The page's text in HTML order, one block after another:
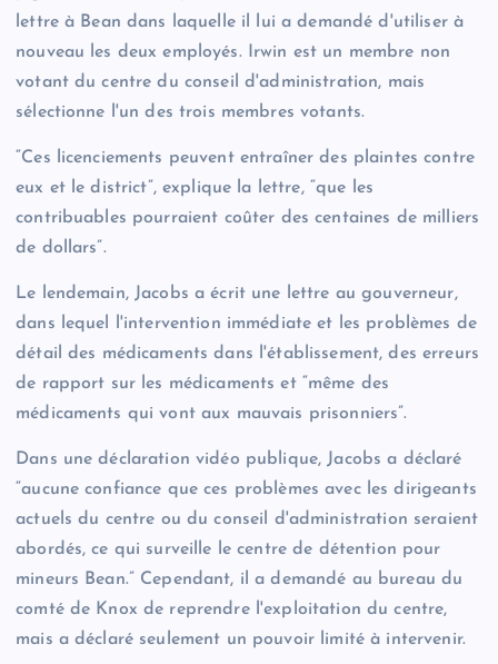
lettre à Bean dans laquelle il lui a demandé d'utiliser à
nouveau les deux employés. Irwin est un membre non
votant du centre du conseil d'administration, mais
sélectionne l'un des trois membres votants.
“Ces licenciements peuvent entraîner des plaintes contre
eux et le district”, explique la lettre, “que les
contribuables pourraient coûter des centaines de milliers
de dollars”.
Le lendemain, Jacobs a écrit une lettre au gouverneur,
dans lequel l'intervention immédiate et les problèmes de
détail des médicaments dans l'établissement, des erreurs
de rapport sur les médicaments et “même des
médicaments qui vont aux mauvais prisonniers”.
Dans une déclaration vidéo publique, Jacobs a déclaré
“aucune confiance que ces problèmes avec les dirigeants
actuels du centre ou du conseil d'administration seraient
abordés, ce qui surveille le centre de détention pour
mineurs Bean.” Cependant, il a demandé au bureau du
comté de Knox de reprendre l'exploitation du centre,
mais a déclaré seulement un pouvoir limité à intervenir.